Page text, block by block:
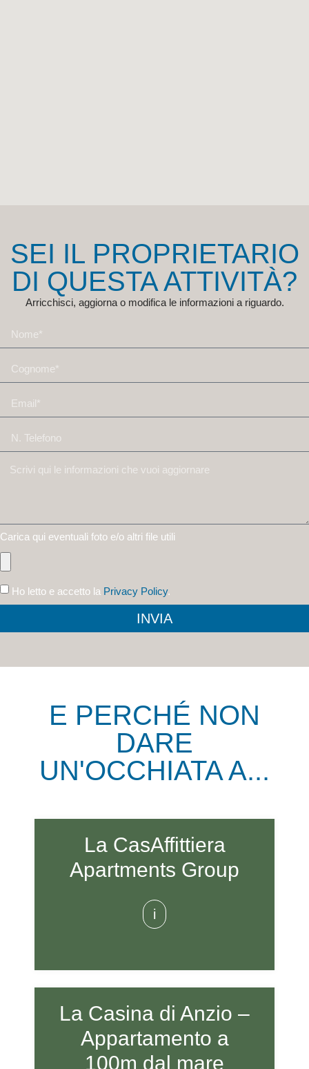
SEI IL PROPRIETARIO
DI QUESTA ATTIVITÀ?
Arricchisci, aggiorna o modifica le informazioni a riguardo.
Carica qui eventuali foto e/o altri file utili
Ho letto e accetto la Privacy Policy.
INVIA
E PERCHÉ NON
DARE
UN'OCCHIATA A...
La CasAffittiera
Apartments Group
i
La Casina di Anzio –
Appartamento a
100m dal mare